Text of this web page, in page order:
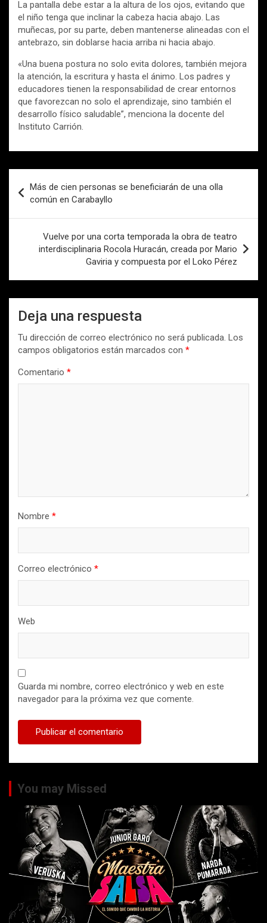
La pantalla debe estar a la altura de los ojos, evitando que
el niño tenga que inclinar la cabeza hacia abajo. Las
muñecas, por su parte, deben mantenerse alineadas con el
antebrazo, sin doblarse hacia arriba ni hacia abajo.
«Una buena postura no solo evita dolores, también mejora
la atención, la escritura y hasta el ánimo. Los padres y
educadores tienen la responsabilidad de crear entornos
que favorezcan no solo el aprendizaje, sino también el
desarrollo físico saludable”, menciona la docente del
Instituto Carrión.
de
entradas
Más de cien personas se beneficiarán de una olla
común en Carabayllo
Vuelve por una corta temporada la obra de teatro
interdisciplinaria Rocola Huracán, creada por Mario
Gaviria y compuesta por el Loko Pérez
Deja una respuesta
Tu dirección de correo electrónico no será publicada. Los
campos obligatorios están marcados con *
Comentario *
Nombre *
Correo electrónico *
Web
Guarda mi nombre, correo electrónico y web en este
navegador para la próxima vez que comente.
You may Missed